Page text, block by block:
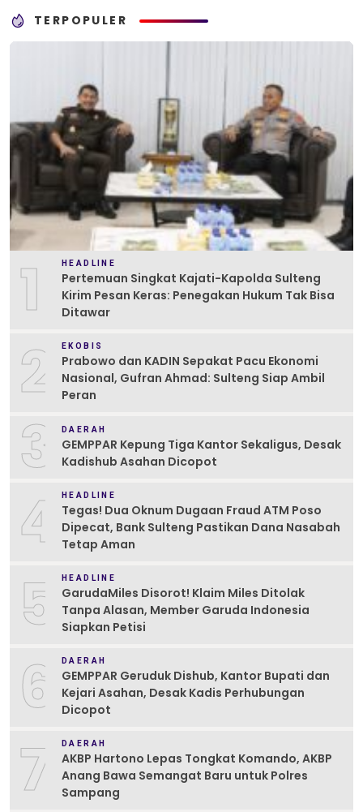
TERPOPULER
1 HEADLINE
Pertemuan Singkat Kajati-Kapolda Sulteng
Kirim Pesan Keras: Penegakan Hukum Tak Bisa
Ditawar
2 EKOBIS
Prabowo dan KADIN Sepakat Pacu Ekonomi
Nasional, Gufran Ahmad: Sulteng Siap Ambil
Peran
3 DAERAH
GEMPPAR Kepung Tiga Kantor Sekaligus, Desak
Kadishub Asahan Dicopot
4 HEADLINE
Tegas! Dua Oknum Dugaan Fraud ATM Poso
Dipecat, Bank Sulteng Pastikan Dana Nasabah
Tetap Aman
5 HEADLINE
GarudaMiles Disorot! Klaim Miles Ditolak
Tanpa Alasan, Member Garuda Indonesia
Siapkan Petisi
6 DAERAH
GEMPPAR Geruduk Dishub, Kantor Bupati dan
Kejari Asahan, Desak Kadis Perhubungan
Dicopot
7 DAERAH
AKBP Hartono Lepas Tongkat Komando, AKBP
Anang Bawa Semangat Baru untuk Polres
Sampang